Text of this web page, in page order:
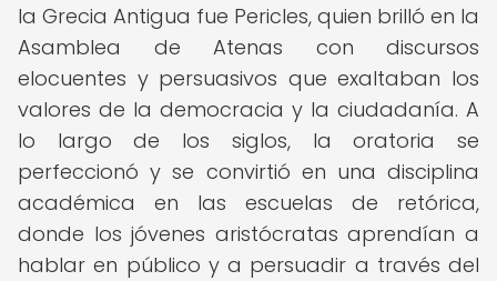
la Grecia Antigua fue Pericles, quien brilló en la
Asamblea de Atenas con discursos
elocuentes y persuasivos que exaltaban los
valores de la democracia y la ciudadanía. A
lo largo de los siglos, la oratoria se
perfeccionó y se convirtió en una disciplina
académica en las escuelas de retórica,
donde los jóvenes aristócratas aprendían a
hablar en público y a persuadir a través del